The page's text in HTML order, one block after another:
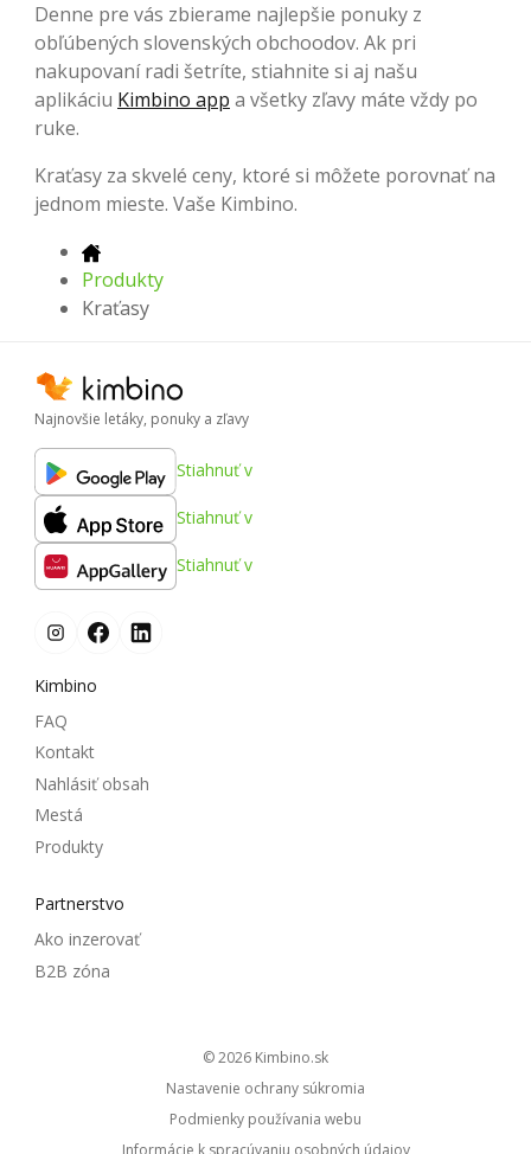
Denne pre vás zbierame najlepšie ponuky z
obľúbených slovenských obchoodov. Ak pri
nakupovaní radi šetríte, stiahnite si aj našu
aplikáciu Kimbino app a všetky zľavy máte vždy po
ruke.
Kraťasy za skvelé ceny, ktoré si môžete porovnať na
jednom mieste. Vaše Kimbino.
Produkty
Kraťasy
Najnovšie letáky, ponuky a zľavy
Stiahnuť v
Stiahnuť v
Stiahnuť v
Kimbino
FAQ
Kontakt
Nahlásiť obsah
Mestá
Produkty
Partnerstvo
Ako inzerovať
B2B zóna
© 2026
kimbino.sk
Nastavenie ochrany súkromia
Podmienky používania webu
Informácie k spracúvaniu osobných údajov